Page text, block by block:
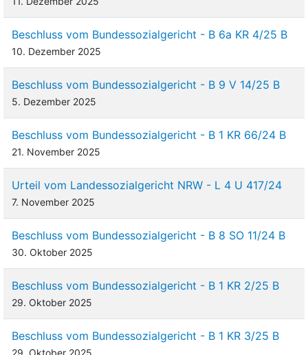
Beschluss vom Bundessozialgericht - B 6a KR 4/25 B
10. Dezember 2025
Beschluss vom Bundessozialgericht - B 9 V 14/25 B
5. Dezember 2025
Beschluss vom Bundessozialgericht - B 1 KR 66/24 B
21. November 2025
Urteil vom Landessozialgericht NRW - L 4 U 417/24
7. November 2025
Beschluss vom Bundessozialgericht - B 8 SO 11/24 B
30. Oktober 2025
Beschluss vom Bundessozialgericht - B 1 KR 2/25 B
29. Oktober 2025
Beschluss vom Bundessozialgericht - B 1 KR 3/25 B
29. Oktober 2025